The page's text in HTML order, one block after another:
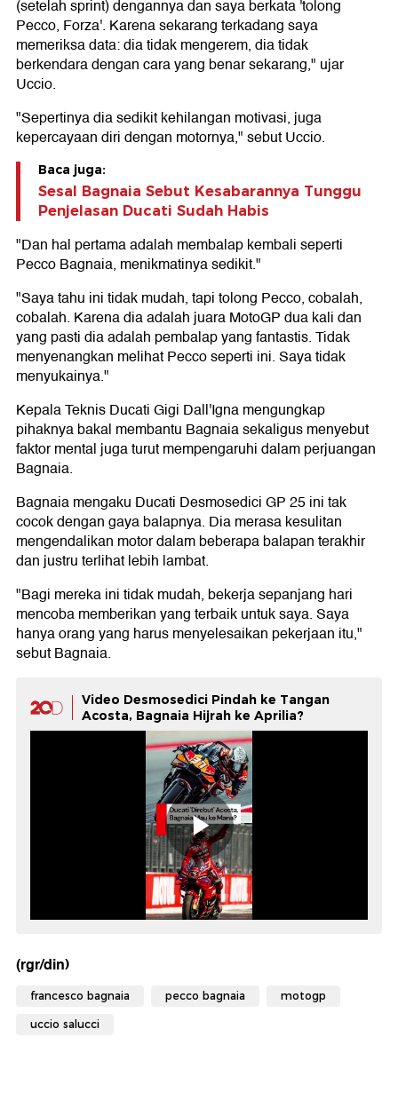
(setelah sprint) dengannya dan saya berkata 'tolong
Pecco, Forza'. Karena sekarang terkadang saya
memeriksa data: dia tidak mengerem, dia tidak
berkendara dengan cara yang benar sekarang," ujar
Uccio.
"Sepertinya dia sedikit kehilangan motivasi, juga
kepercayaan diri dengan motornya," sebut Uccio.
Baca juga:
Sesal Bagnaia Sebut Kesabarannya Tunggu
Penjelasan Ducati Sudah Habis
"Dan hal pertama adalah membalap kembali seperti
Pecco Bagnaia, menikmatinya sedikit."
"Saya tahu ini tidak mudah, tapi tolong Pecco, cobalah,
cobalah. Karena dia adalah juara MotoGP dua kali dan
yang pasti dia adalah pembalap yang fantastis. Tidak
menyenangkan melihat Pecco seperti ini. Saya tidak
menyukainya."
Kepala Teknis Ducati Gigi Dall'Igna mengungkap
pihaknya bakal membantu Bagnaia sekaligus menyebut
faktor mental juga turut mempengaruhi dalam perjuangan
Bagnaia.
Bagnaia mengaku Ducati Desmosedici GP 25 ini tak
cocok dengan gaya balapnya. Dia merasa kesulitan
mengendalikan motor dalam beberapa balapan terakhir
dan justru terlihat lebih lambat.
"Bagi mereka ini tidak mudah, bekerja sepanjang hari
mencoba memberikan yang terbaik untuk saya. Saya
hanya orang yang harus menyelesaikan pekerjaan itu,"
sebut Bagnaia.
Video Desmosedici Pindah ke Tangan
Acosta, Bagnaia Hijrah ke Aprilia?
(rgr/din)
francesco bagnaia pecco bagnaia motogp
uccio salucci